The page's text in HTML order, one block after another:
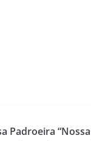
Padroeira “Nossa